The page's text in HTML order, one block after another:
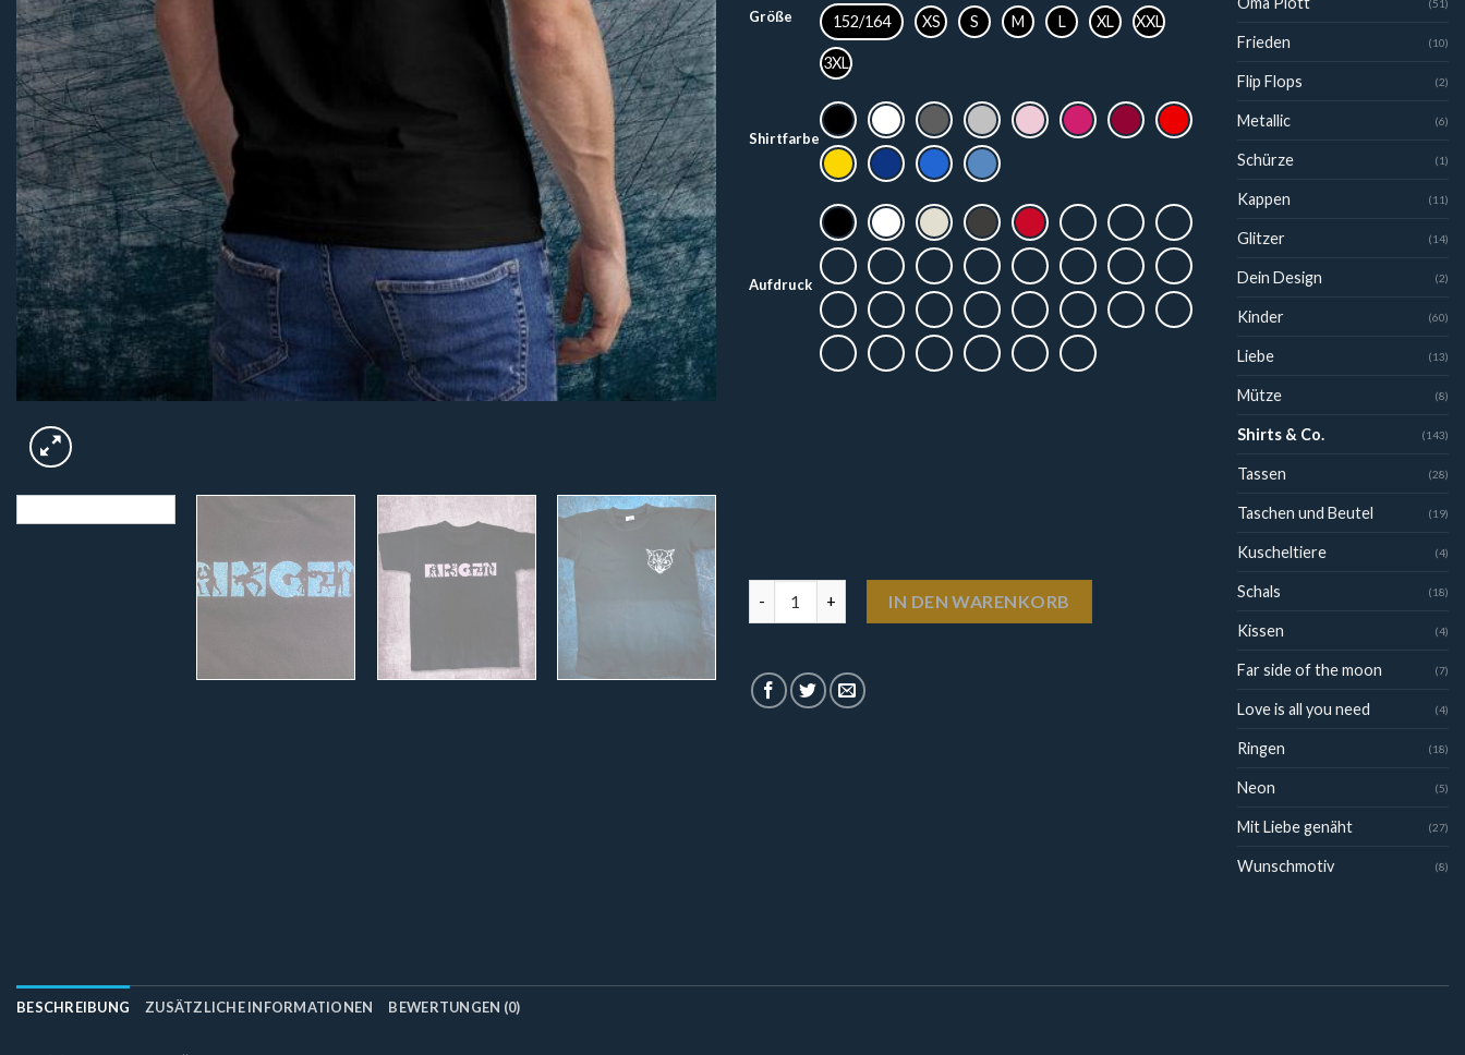
Größe 152/164 XS S M L XL XXL
3XL
Shirtfarbe
Aufdruck
IN DEN WARENKORB
(51)
Frieden (10)
Flip Flops (2)
Metallic (6)
Schürze (1)
Kappen (11)
Glitzer (14)
Dein Design (2)
Kinder (60)
Liebe (13)
Mütze (8)
Shirts & Co. (143)
Tassen (28)
Taschen und Beutel (19)
Kuscheltiere (4)
Schals (18)
Kissen (4)
Far side of the moon (7)
Love is all you need (4)
Ringen (18)
Neon (5)
Mit Liebe genäht (27)
Wunschmotiv (8)
BESCHREIBUNG ZUSÄTZLICHE INFORMATIONEN BEWERTUNGEN (0)